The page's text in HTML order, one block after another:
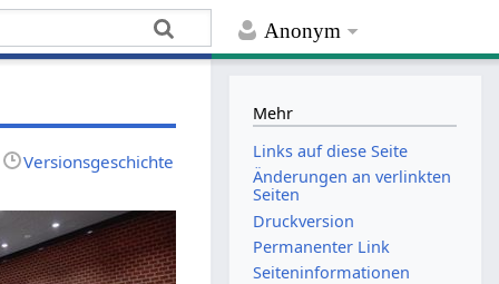
Anonym
Versionsgeschichte
Mehr
Links auf diese Seite
Änderungen an verlinkten
Seiten
Druckversion
Permanenter Link
Seiten­­informationen